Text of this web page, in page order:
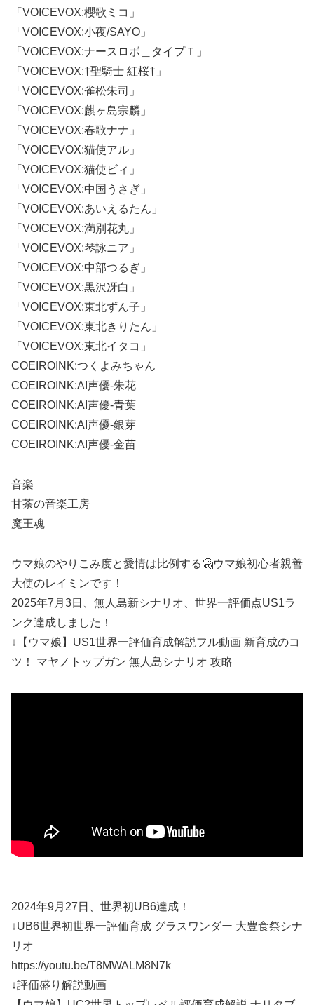
「VOICEVOX:櫻歌ミコ」
「VOICEVOX:小夜/SAYO」
「VOICEVOX:ナースロボ＿タイプＴ」
「VOICEVOX:†聖騎士 紅桜†」
「VOICEVOX:雀松朱司」
「VOICEVOX:麒ヶ島宗麟」
「VOICEVOX:春歌ナナ」
「VOICEVOX:猫使アル」
「VOICEVOX:猫使ビィ」
「VOICEVOX:中国うさぎ」
「VOICEVOX:あいえるたん」
「VOICEVOX:満別花丸」
「VOICEVOX:琴詠ニア」
「VOICEVOX:中部つるぎ」
「VOICEVOX:黒沢冴白」
「VOICEVOX:東北ずん子」
「VOICEVOX:東北きりたん」
「VOICEVOX:東北イタコ」
COEIROINK:つくよみちゃん
COEIROINK:AI声優-朱花
COEIROINK:AI声優-青葉
COEIROINK:AI声優-銀芽
COEIROINK:AI声優-金苗
音楽
甘茶の音楽工房
魔王魂
ウマ娘のやりこみ度と愛情は比例する🤗ウマ娘初心者親善
大使のレイミンです！
2025年7月3日、無人島新シナリオ、世界一評価点US1ラ
ンク達成しました！
↓【ウマ娘】US1世界一評価育成解説フル動画 新育成のコ
ツ！ マヤノトップガン 無人島シナリオ 攻略
2024年9月27日、世界初UB6達成！
↓UB6世界初世界一評価育成 グラスワンダー 大豊食祭シナ
リオ
https://youtu.be/T8MWALM8N7k
↓評価盛り解説動画